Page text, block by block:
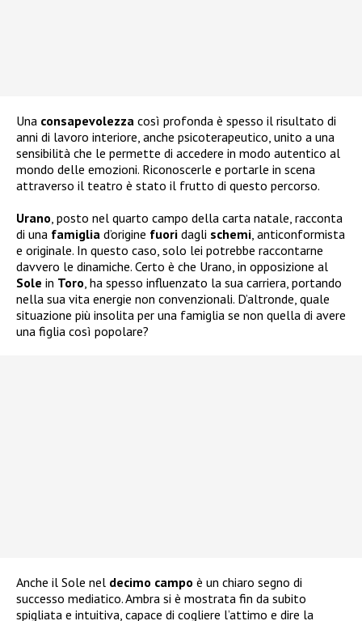
Una consapevolezza così profonda è spesso il risultato di
anni di lavoro interiore, anche psicoterapeutico, unito a una
sensibilità che le permette di accedere in modo autentico al
mondo delle emozioni. Riconoscerle e portarle in scena
attraverso il teatro è stato il frutto di questo percorso.
Urano, posto nel quarto campo della carta natale, racconta
di una famiglia d’origine fuori dagli schemi, anticonformista
e originale. In questo caso, solo lei potrebbe raccontarne
davvero le dinamiche. Certo è che Urano, in opposizione al
Sole in Toro, ha spesso influenzato la sua carriera, portando
nella sua vita energie non convenzionali. D’altronde, quale
situazione più insolita per una famiglia se non quella di avere
una figlia così popolare?
Anche il Sole nel decimo campo è un chiaro segno di
successo mediatico. Ambra si è mostrata fin da subito
spigliata e intuitiva, capace di cogliere l’attimo e dire la